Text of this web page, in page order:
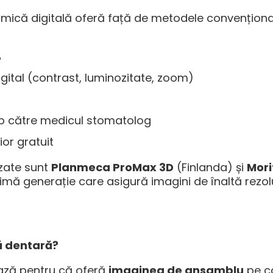
digitală oferă față de metodele
(contrast, luminozitate, zoom)
către medicul stomatolog
gratuit
sunt Planmeca ProMax 3D (Finlanda) și
generație care asigură imagini de înaltă
dentară?